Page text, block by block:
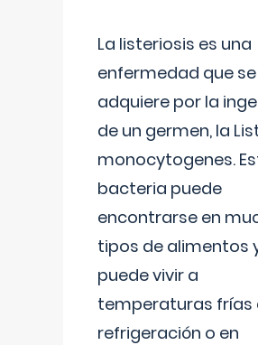
La listeriosis es una
enfermedad que se
adquiere por la
de un germen, la
monocytogenes.
bacteria puede
encontrarse en
tipos de alimentos
puede vivir a
temperaturas frías
refrigeración o en